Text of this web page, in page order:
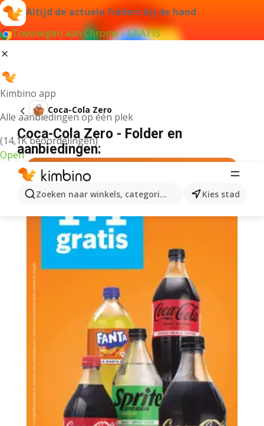
Altijd de actuele folders bij de hand
Toevoegen aan Chrome - GRATIS
Kimbino app
Alle aanbiedingen op één plek
(14,1K beoordelingen)
Open
Zoeken naar winkels, categorieën, producten...
Kies stad
Coca-Cola Zero
Coca-Cola Zero - Folder en
aanbiedingen: